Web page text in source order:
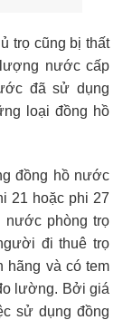
trọ cũng bị thất
nước cấp
đã sử dụng
loại đồng hồ
đồng hồ nước
21 hoặc phi 27
phòng trọ
đi thuê trọ
hãng và có tem
lường. Bởi giá
sử dụng đồng